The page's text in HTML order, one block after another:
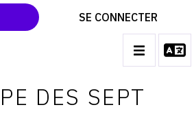
SE CONNECTER
RAISONNÉS
DES SEPT